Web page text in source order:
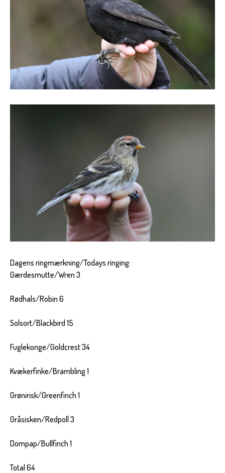
Dagens ringmærkning/Todays ringing:
Gærdesmutte/Wren 3
Rødhals/Robin 6
Solsort/Blackbird 15
Fuglekonge/Goldcrest 34
Kvækerfinke/Brambling 1
Grønirisk/Greenfinch 1
Gråsisken/Redpoll 3
Dompap/Bullfinch 1
Total 64